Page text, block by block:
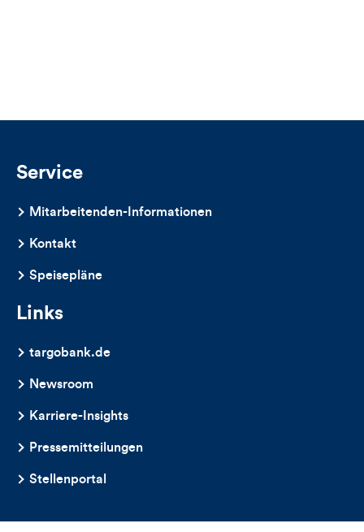
Service
Mitarbeitenden-Informationen
Kontakt
Speisepläne
Links
targobank.de
Newsroom
Karriere-Insights
Pressemitteilungen
Stellenportal